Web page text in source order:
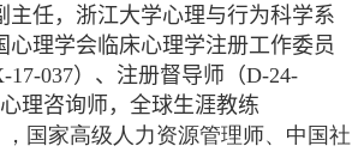
主任，浙江大学心理与行为科学系
心理学会临床心理学注册工作委员
17-037）、注册督导师（D-24-
理咨询师，全球生涯教练
，国家高级人力资源管理师、中国社